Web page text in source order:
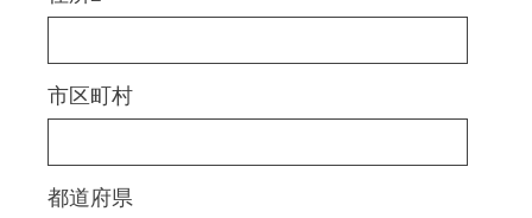
市区町村
都道府県